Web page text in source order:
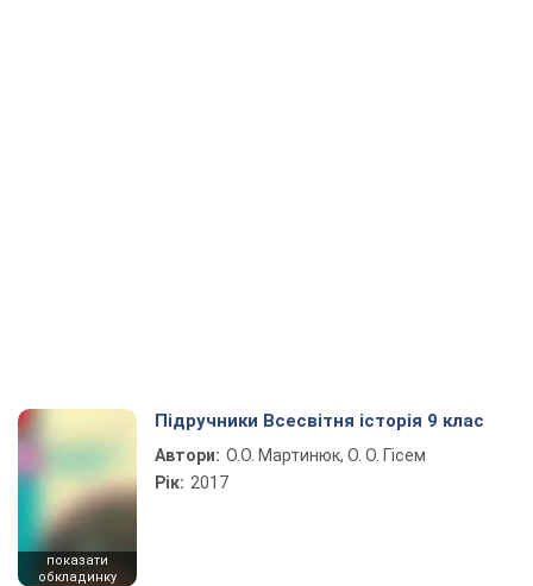
показати
обкладинку
Підручники Всесвітня історія 9 клас
Автори: О.О. Мартинюк, О. О. Гісем
Рік: 2017